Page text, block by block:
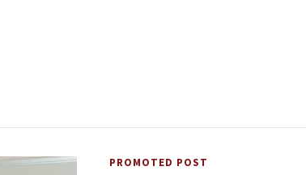
PROMOTED POST